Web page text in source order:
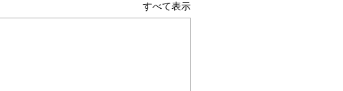
すべて表示